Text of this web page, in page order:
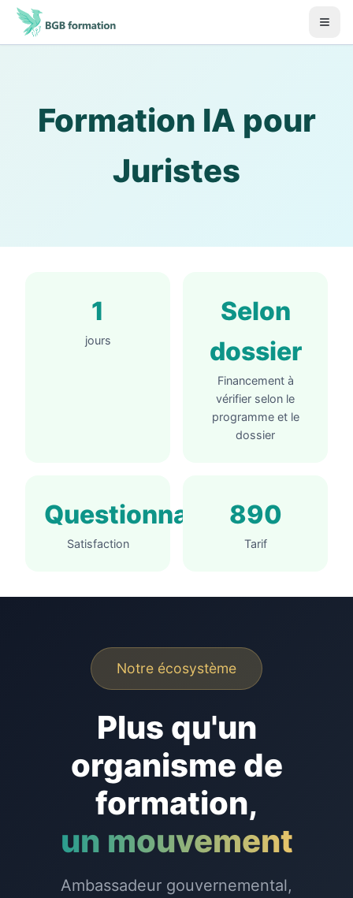
Aller au contenu principal
Formation IA pour
Juristes
1
jours
Selon
dossier
Financement à
vérifier selon le
programme et le
dossier
Questionnaire
Satisfaction
890
Tarif
Notre écosystème
Plus qu'un
organisme de
formation,
un mouvement
Ambassadeur gouvernemental,